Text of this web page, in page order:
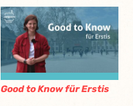
Good to Know für Erstis